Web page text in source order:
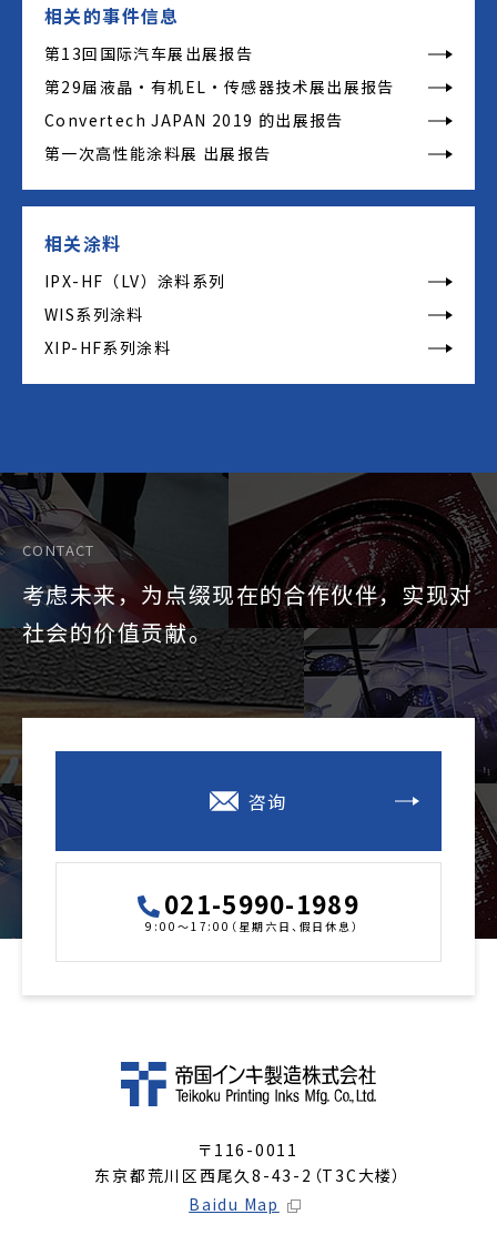
相关的事件信息
第13回国际汽车展出展报告
第29届液晶・有机EL・传感器技术展出展报告
Convertech JAPAN 2019 的出展报告
第一次高性能涂料展 出展报告
相关涂料
IPX-HF（LV）涂料系列
WIS系列涂料
XIP-HF系列涂料
CONTACT
考虑未来，为点缀现在的合作伙伴，实现对
社会的价值贡献。
咨询
021-5990-1989
9:00～17:00（星期六日、假日休息）
〒116-0011
东京都荒川区西尾久8-43-2（T3C大楼）
Baidu Map